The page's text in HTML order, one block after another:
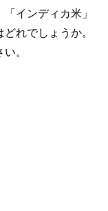
インディカ米」
れでしょうか。
。